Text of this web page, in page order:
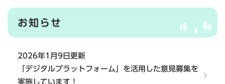
お知らせ
2026年1月9日更新
「デジタルプラットフォーム」を活用した意見募集を
実施しています！